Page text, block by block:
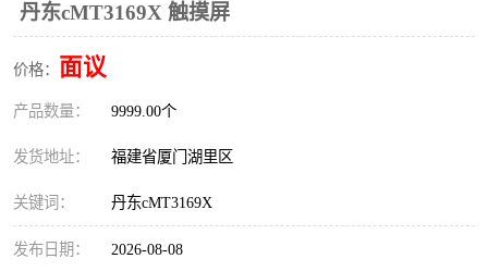
丹东cMT3169X 触摸屏
价格： 面议
产品数量： 9999.00个
发货地址： 福建省厦门湖里区
关键词： 丹东cMT3169X
发布日期： 2026-08-08